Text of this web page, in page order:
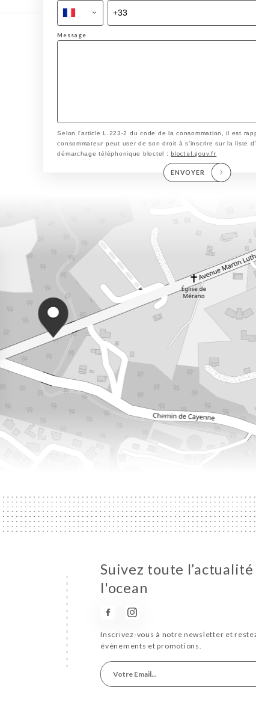
Message
Selon l'article L.223-2 du code de la consommation, il est
consommateur peut user de son droit à s'inscrire sur la liste
démarchage téléphonique bloctel : bloctel.gouv.fr
ENVOYER
Suivez toute
l'ocean
Inscrivez-vous à notre newsletter et
évènements et promotions.